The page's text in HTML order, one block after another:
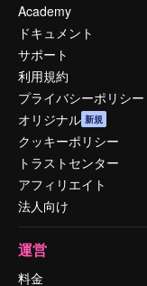
Academy
ドキュメント
サポート
利用規約
プライバシーポリシー
オリジナル 新規
クッキーポリシー
トラストセンター
アフィリエイト
法人向け
運営
料金